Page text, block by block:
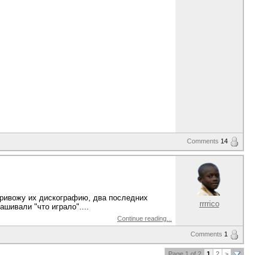
Comments 14
их дискографию, два последних
"что играло"....
Continue reading...
rrrrico
Comments 1